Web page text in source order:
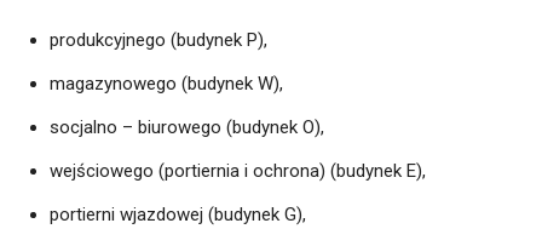
produkcyjnego (budynek P),
magazynowego (budynek W),
socjalno – biurowego (budynek O),
wejściowego (portiernia i ochrona) (budynek E),
portierni wjazdowej (budynek G),